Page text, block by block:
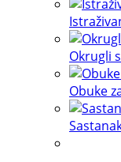
Okrugli
Obuke